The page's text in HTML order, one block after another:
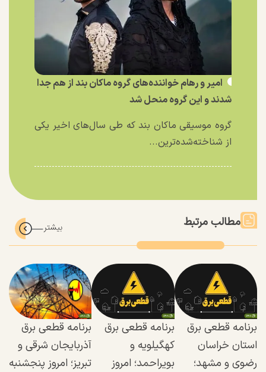
امیر و رهام خواننده‌های گروه ماکان بند از هم جدا
شدند و این گروه منحل شد
گروه موسیقی ماکان بند که طی سال‌های اخیر یکی
از شناخته‌شده‌ترین...
مطالب مرتبط
برنامه قطعی برق
استان خراسان
رضوی و مشهد؛
برنامه قطعی برق
کهگیلویه و
بویراحمد؛ امروز
برنامه قطعی برق
آذربایجان شرقی و
تبریز؛ امروز پنجشنبه